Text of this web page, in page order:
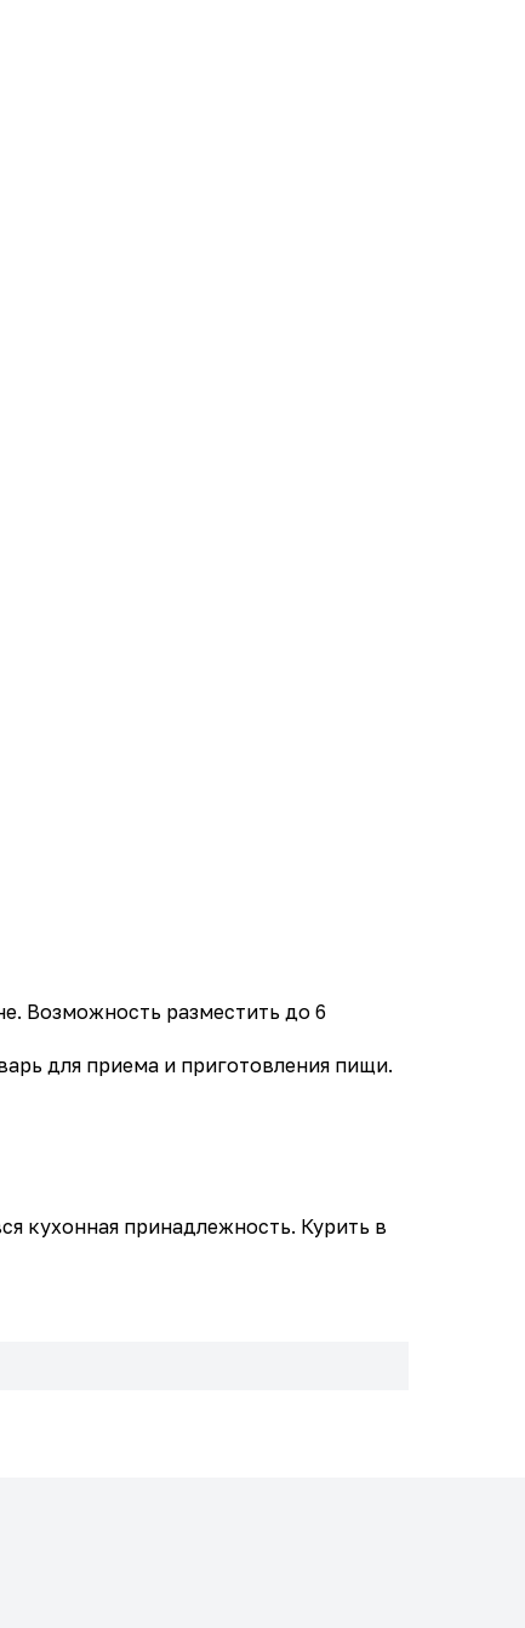
Возможность разместить до 6
для приема и приготовления пищи.
кухонная принадлежность. Курить в